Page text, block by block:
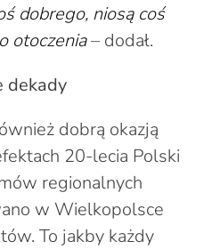
dobrego, niosą coś
otoczenia– dodał.
dekady
dobrą okazją
20-lecia Polski
regionalnych
w Wielkopolsce
To jakby każdy